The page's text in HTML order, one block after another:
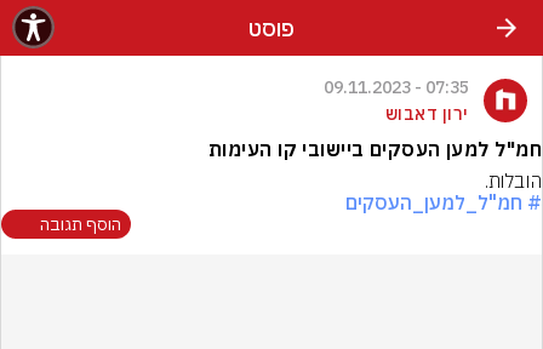
פוסט
07:35 - 09.11.2023
ירון דאבוש
חמ"ל למען העסקים ביישובי קו העימות
הובלות.
# חמ"ל_למען_העסקים
הוסף תגובה